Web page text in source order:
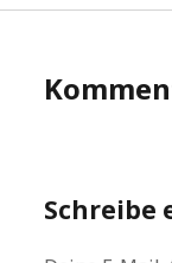
Schreibe